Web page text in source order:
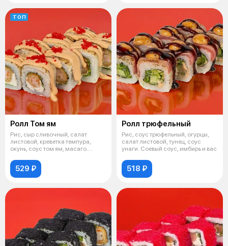
ТОП
Ролл Том ям
Рис, сыр сливочный, салат
листовой, креветка темпура,
окунь, соус том ям, масаго.
529 ₽
Ролл трюфельный
Рис, соус трюфельный, огурцы,
салат листовой, тунец, соус
унаги. Соевый соус, имбирь и вас
518 ₽